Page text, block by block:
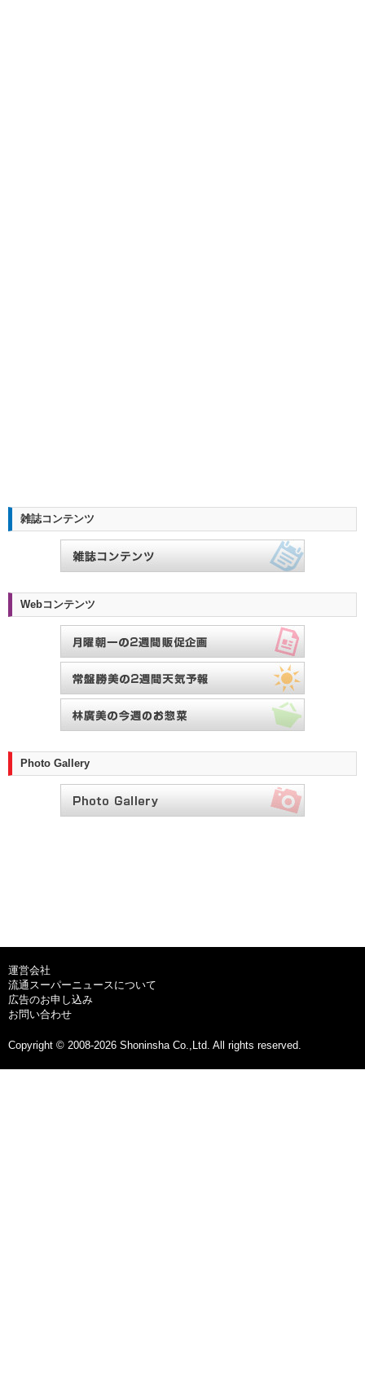
雑誌コンテンツ
Webコンテンツ
Photo Gallery
運営会社
流通スーパーニュースについて
広告のお申し込み
お問い合わせ
Copyright © 2008-2026 Shoninsha Co.,Ltd. All rights reserved.